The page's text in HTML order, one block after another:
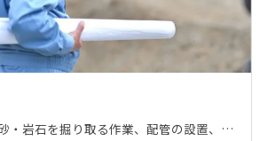
掘削と呼ばれる土砂・岩石を掘り取る作業、配管の設置、埋戻しの順に手作業と機械作業の併用をして行います。また、作業に使用する管材料の運搬作業も、機械と手作業にて行っています。